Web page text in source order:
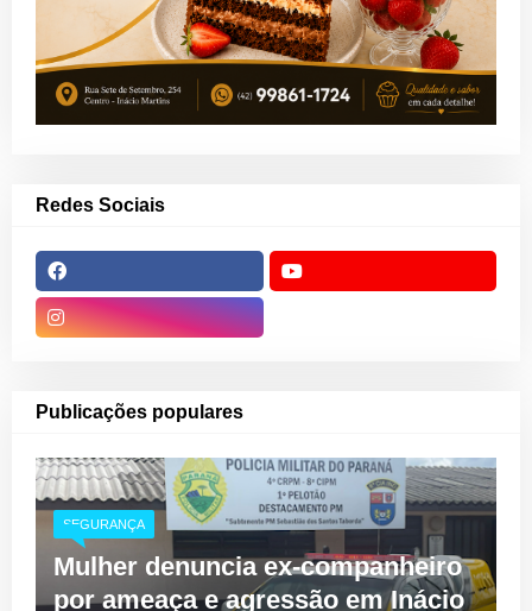
Redes Sociais
Publicações populares
SEGURANÇA
Mulher denuncia ex-companheiro
por ameaça e agressão em Inácio